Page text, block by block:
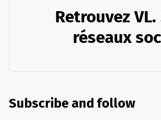
Retrouvez
réseaux
Subscribe and follow